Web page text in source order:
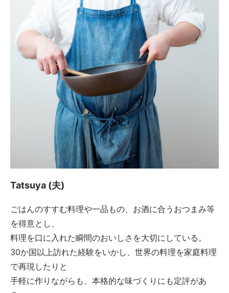
Tatsuya (夫)
ごはんのすすむ料理や一品もの、お酒に合うおつまみ等
を得意とし、
料理を口に入れた瞬間のおいしさを大切にしている。
30か国以上訪れた経験をいかし、世界の料理を家庭料理
で再現したりと
手軽に作りながらも、本格的な味づくりにも定評があ